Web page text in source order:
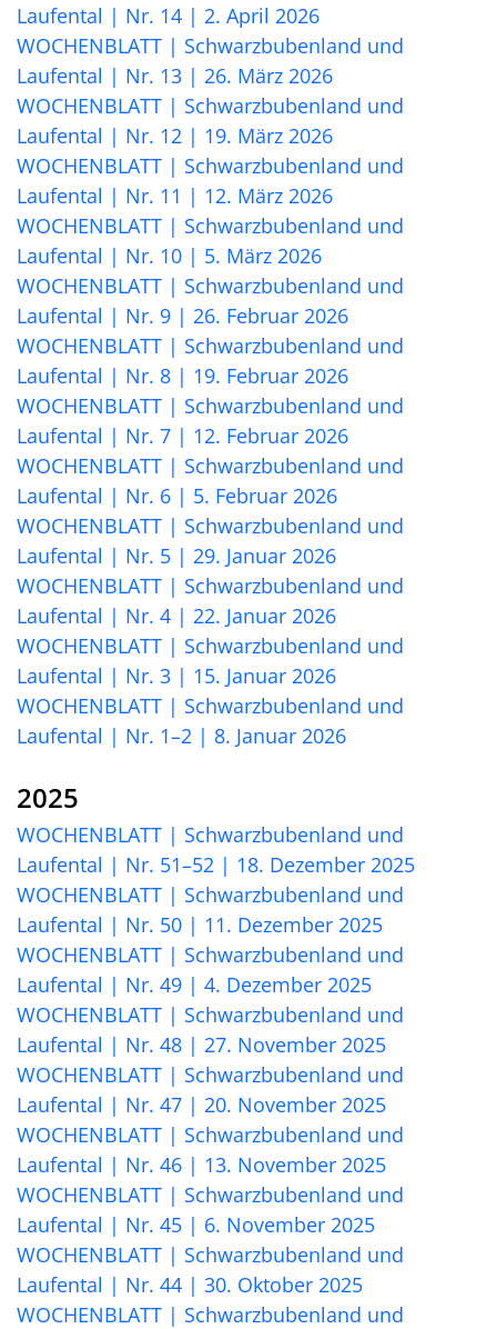
Laufental | Nr. 14 | 2. April 2026
WOCHENBLATT | Schwarzbubenland und
Laufental | Nr. 13 | 26. März 2026
WOCHENBLATT | Schwarzbubenland und
Laufental | Nr. 12 | 19. März 2026
WOCHENBLATT | Schwarzbubenland und
Laufental | Nr. 11 | 12. März 2026
WOCHENBLATT | Schwarzbubenland und
Laufental | Nr. 10 | 5. März 2026
WOCHENBLATT | Schwarzbubenland und
Laufental | Nr. 9 | 26. Februar 2026
WOCHENBLATT | Schwarzbubenland und
Laufental | Nr. 8 | 19. Februar 2026
WOCHENBLATT | Schwarzbubenland und
Laufental | Nr. 7 | 12. Februar 2026
WOCHENBLATT | Schwarzbubenland und
Laufental | Nr. 6 | 5. Februar 2026
WOCHENBLATT | Schwarzbubenland und
Laufental | Nr. 5 | 29. Januar 2026
WOCHENBLATT | Schwarzbubenland und
Laufental | Nr. 4 | 22. Januar 2026
WOCHENBLATT | Schwarzbubenland und
Laufental | Nr. 3 | 15. Januar 2026
WOCHENBLATT | Schwarzbubenland und
Laufental | Nr. 1–2 | 8. Januar 2026
2025
WOCHENBLATT | Schwarzbubenland und
Laufental | Nr. 51–52 | 18. Dezember 2025
WOCHENBLATT | Schwarzbubenland und
Laufental | Nr. 50 | 11. Dezember 2025
WOCHENBLATT | Schwarzbubenland und
Laufental | Nr. 49 | 4. Dezember 2025
WOCHENBLATT | Schwarzbubenland und
Laufental | Nr. 48 | 27. November 2025
WOCHENBLATT | Schwarzbubenland und
Laufental | Nr. 47 | 20. November 2025
WOCHENBLATT | Schwarzbubenland und
Laufental | Nr. 46 | 13. November 2025
WOCHENBLATT | Schwarzbubenland und
Laufental | Nr. 45 | 6. November 2025
WOCHENBLATT | Schwarzbubenland und
Laufental | Nr. 44 | 30. Oktober 2025
WOCHENBLATT | Schwarzbubenland und